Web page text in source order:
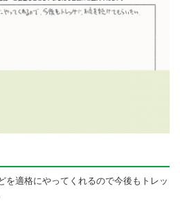
を適格にやってくれるので今後もトレッ